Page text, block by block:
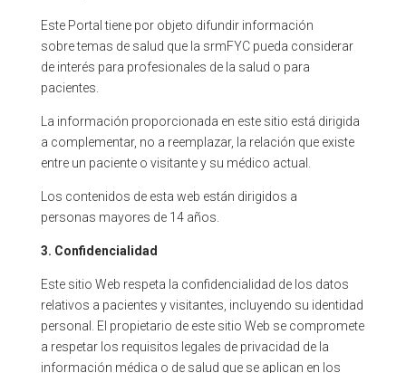
Este Portal tiene por objeto difundir información
sobre temas de salud que la srmFYC pueda considerar
de interés para profesionales de la salud o para
pacientes.
La información proporcionada en este sitio está dirigida
a complementar, no a reemplazar, la relación que existe
entre un paciente o visitante y su médico actual.
Los contenidos de esta web están dirigidos a
personas mayores de 14 años.
3. Confidencialidad
Este sitio Web respeta la confidencialidad de los datos
relativos a pacientes y visitantes, incluyendo su identidad
personal. El propietario de este sitio Web se compromete
a respetar los requisitos legales de privacidad de la
información médica o de salud que se aplican en los